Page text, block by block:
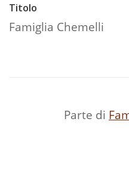
Titolo
Famiglia Chemelli
Parte di